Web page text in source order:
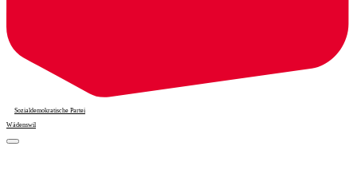
Sozialdemokratische Partei
Wädenswil